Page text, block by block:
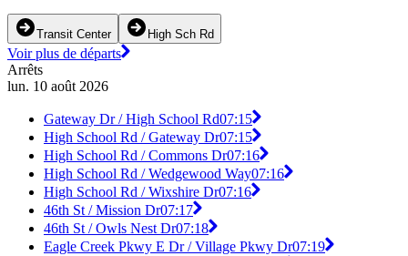
Transit Center High Sch Rd
Voir plus de départs
Arrêts
lun. 10 août 2026
Gateway Dr / High School Rd07:15
High School Rd / Gateway Dr07:15
High School Rd / Commons Dr07:16
High School Rd / Wedgewood Way07:16
High School Rd / Wixshire Dr07:16
46th St / Mission Dr07:17
46th St / Owls Nest Dr07:18
Eagle Creek Pkwy E Dr / Village Pkwy Dr07:19